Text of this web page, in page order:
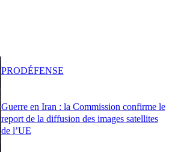
Guerre en Iran : la Commission confirme le
report de la diffusion des images satellites
de l’UE
PRODÉFENSE